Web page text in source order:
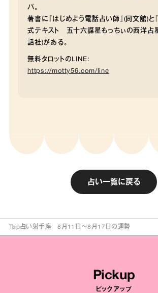
パ。
著書に『はじめよう電話占い師』(同文舘)と
式テキスト 五十六謀星もっちぃの西洋占
話社)がある。
無料タロットのLINE:
https://motty56.com/line
占い一覧に戻る
Top占い射手座 8月11日～8月17日の運勢
Pickup
ピックアップ